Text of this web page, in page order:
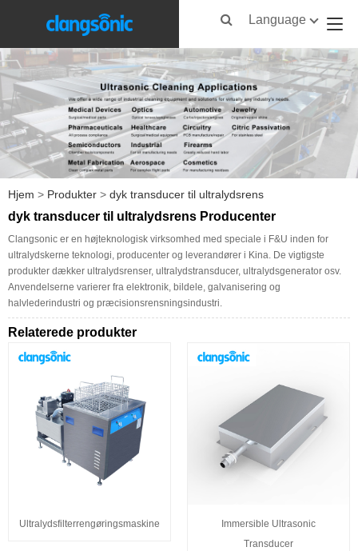
Language
Hjem > Produkter > dyk transducer til ultralydsrens
dyk transducer til ultralydsrens Producenter
Clangsonic er en højteknologisk virksomhed med speciale i F&U inden for
ultralydskerne teknologi, producenter og leverandører i Kina. De vigtigste
produkter dækker ultralydsrenser, ultralydstransducer, ultralydsgenerator osv.
Anvendelserne varierer fra elektronik, bildele, galvanisering og
halvlederindustri og præcisionsrensningsindustri.
Relaterede produkter
Ultralydsfilterrengøringsmaskine
Immersible Ultrasonic
Transducer